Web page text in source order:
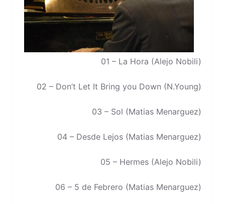
01 – La Hora (Alejo Nobili)
02 – Don’t Let It Bring you Down (N.Young)
03 – Sol (Matias Menarguez)
04 – Desde Lejos (Matias Menarguez)
05 – Hermes (Alejo Nobili)
06 – 5 de Febrero (Matias Menarguez)